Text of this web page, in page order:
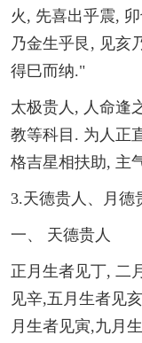
火, 先喜出乎震,
乃金生乎艮, 见亥
得巳而纳."
太极贵人, 人命逢
教等科目. 为人正
格吉星相扶助, 主
3.天德贵人、月德
一、 天德贵人
正月生者见丁, 二
见辛,五月生者见
月生者见寅,九月